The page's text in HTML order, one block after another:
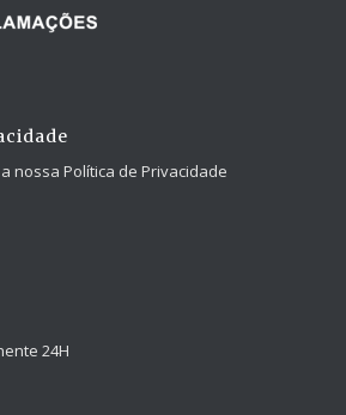
nossa Política de Privacidade
24H